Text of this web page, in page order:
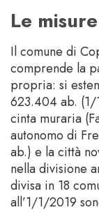
Le
Il comune di
comprende la
propria: si
623.404 ab.
cinta muraria
autonomo di
ab.) e la città
nella divisione
divisa in 18
all’1/1/2019